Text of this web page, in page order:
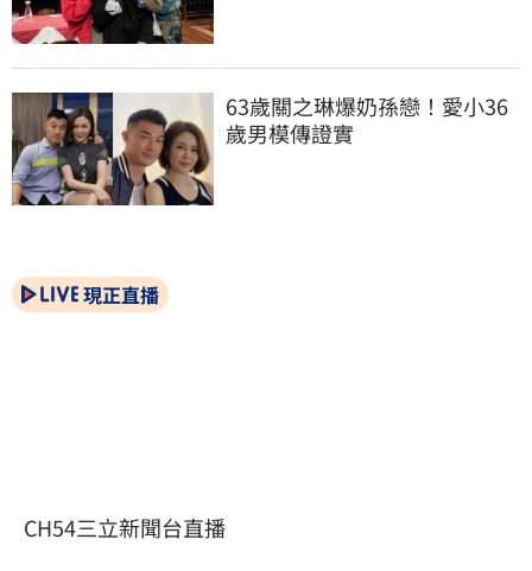
63歲關之琳爆奶孫戀！愛小36
歲男模傳證實
現正直播
CH54三立新聞台直播